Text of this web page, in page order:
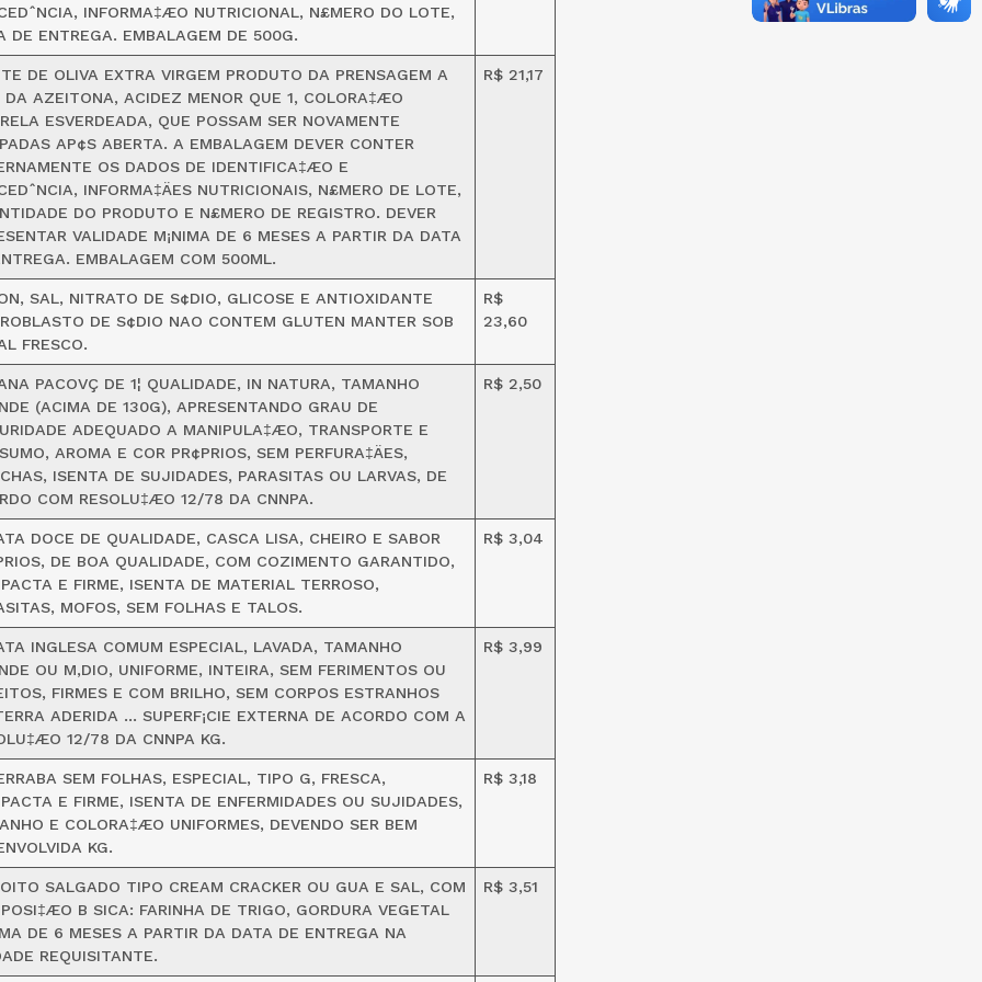
INFORMA‡ÆO NUTRICIONAL, N£MERO DO LOTE,
DE ENTREGA. EMBALAGEM DE 500G.
DE OLIVA EXTRA VIRGEM PRODUTO DA PRENSAGEM A
DA AZEITONA, ACIDEZ MENOR QUE 1, COLORA‡ÆO
ESVERDEADA, QUE POSSAM SER NOVAMENTE
AP¢S ABERTA. A EMBALAGEM DEVER CONTER
OS DADOS DE IDENTIFICA‡ÆO E
INFORMA‡ÄES NUTRICIONAIS, N£MERO DE LOTE,
DO PRODUTO E N£MERO DE REGISTRO. DEVER
VALIDADE M¡NIMA DE 6 MESES A PARTIR DA DATA
EMBALAGEM COM 500ML.
R$ 21,17
SAL, NITRATO DE S¢DIO, GLICOSE E ANTIOXIDANTE
DE S¢DIO NAO CONTEM GLUTEN MANTER SOB
FRESCO.
R$
23,60
PACOVÇ DE 1¦ QUALIDADE, IN NATURA, TAMANHO
(ACIMA DE 130G), APRESENTANDO GRAU DE
ADEQUADO A MANIPULA‡ÆO, TRANSPORTE E
AROMA E COR PR¢PRIOS, SEM PERFURA‡ÄES,
ISENTA DE SUJIDADES, PARASITAS OU LARVAS, DE
COM RESOLU‡ÆO 12/78 DA CNNPA.
R$ 2,50
DOCE DE QUALIDADE, CASCA LISA, CHEIRO E SABOR
DE BOA QUALIDADE, COM COZIMENTO GARANTIDO,
E FIRME, ISENTA DE MATERIAL TERROSO,
MOFOS, SEM FOLHAS E TALOS.
R$ 3,04
INGLESA COMUM ESPECIAL, LAVADA, TAMANHO
OU M‚DIO, UNIFORME, INTEIRA, SEM FERIMENTOS OU
FIRMES E COM BRILHO, SEM CORPOS ESTRANHOS
ADERIDA … SUPERF¡CIE EXTERNA DE ACORDO COM A
12/78 DA CNNPA KG.
R$ 3,99
SEM FOLHAS, ESPECIAL, TIPO G, FRESCA,
E FIRME, ISENTA DE ENFERMIDADES OU SUJIDADES,
E COLORA‡ÆO UNIFORMES, DEVENDO SER BEM
KG.
R$ 3,18
SALGADO TIPO CREAM CRACKER OU GUA E SAL, COM
B SICA: FARINHA DE TRIGO, GORDURA VEGETAL
DE 6 MESES A PARTIR DA DATA DE ENTREGA NA
REQUISITANTE.
R$ 3,51